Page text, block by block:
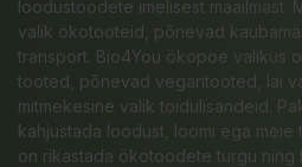
loodustoodete imelisest maailmast.
valik ökotooteid, põnevad
transport. Bio4You ökopoe valikus
tooted, põnevad vegantooted, lai
mitmekesine valik toidulisandeid.
kahjustada loodust, loomi ega meie
on rikastada ökotoodete turgu ning